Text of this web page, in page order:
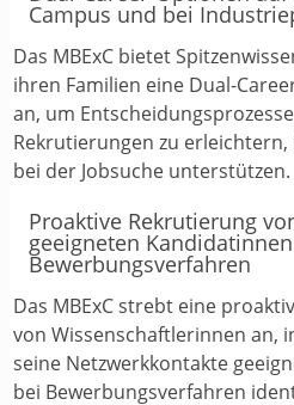
Campus und bei
Das MBExC bietet
ihren Familien eine Dual-
an, um
Rekrutierungen zu
bei der Jobsuche unterstützen.
Proaktive Rekrutierung
geeigneten
Bewerbungsverfahren
Das MBExC strebt eine
von Wissenschaftlerinnen an,
seine Netzwerkkontakte
bei Bewerbungsverfahren